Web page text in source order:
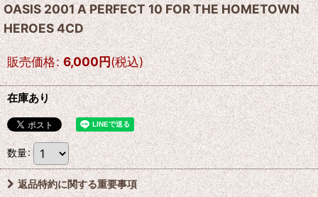
OASIS 2001 A PERFECT 10 FOR THE HOMETOWN
HEROES 4CD
販売価格: 6,000円(税込)
在庫あり
数量:
返品特約に関する重要事項